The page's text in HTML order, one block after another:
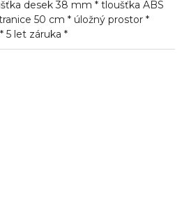
desek 38 mm * tloušťka ABS
50 cm * úložný prostor *
5 let záruka *